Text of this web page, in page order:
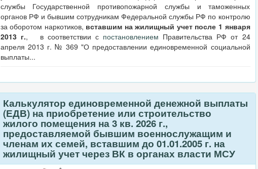
службы Государственной противопожарной службы и таможенных
органов РФ и бывшим сотрудникам Федеральной службы РФ по контролю
за оборотом наркотиков, вставшим на жилищный учет после 1 января
2013 г., в соответствии с постановлением Правительства РФ от 24
апреля 2013 г. № 369 "О предоставлении единовременной социальной
выплаты...
Калькулятор единовременной денежной выплаты
(ЕДВ) на приобретение или строительство
жилого помещения на 3 кв. 2026 г.,
предоставляемой бывшим военнослужащим и
членам их семей, вставшим до 01.01.2005 г. на
жилищный учет через ВК в органах власти МСУ